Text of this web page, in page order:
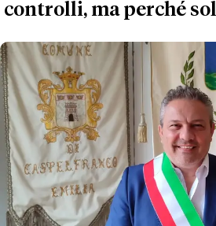
controlli, ma perché